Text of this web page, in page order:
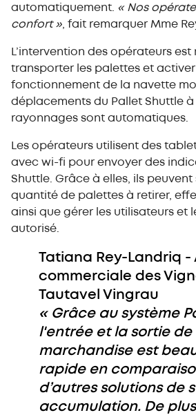
automatiquement. « Nos
confort », fait remarquer Mme
L’intervention des opérateurs
transporter les palettes et
fonctionnement de la navette
déplacements du Pallet Shuttle à
rayonnages sont automatiques.
Les opérateurs utilisent des
avec wi-fi pour envoyer des
Shuttle. Grâce à elles, ils
quantité de palettes à retirer,
ainsi que gérer les utilisateurs et
autorisé.
Tatiana Rey-Landriq -
commerciale des
Tautavel Vingrau
« Grâce au système
l'entrée et la sortie de
marchandise est
rapide en
d’autres solutions de
accumulation. De